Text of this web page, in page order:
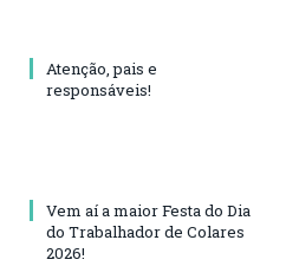
Atenção, pais e
responsáveis!
Vem aí a maior Festa do Dia
do Trabalhador de Colares
2026!